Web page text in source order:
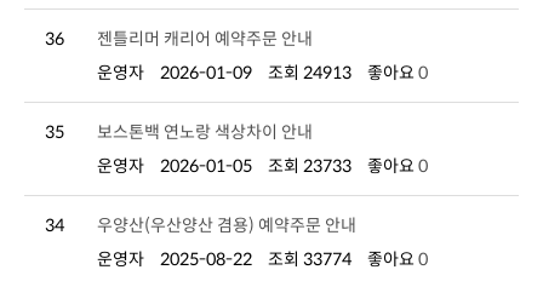
36
젠틀리머 캐리어 예약주문 안내
운영자
2026-01-09 조회 24913 좋아요 0
35
보스톤백 연노랑 색상차이 안내
운영자
2026-01-05 조회 23733 좋아요 0
34
우양산(우산양산 겸용) 예약주문 안내
운영자
2025-08-22 조회 33774 좋아요 0